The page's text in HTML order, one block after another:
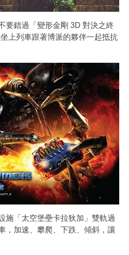
要錯過「變形金剛 3D 對決之終
上列車跟著博派的夥伴一起抵抗
施「太空堡壘卡拉狄加」雙軌過
，加速、攀爬、下跌、傾斜，讓